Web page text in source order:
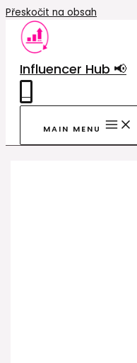
Přeskočit na obsah
Influencer Hub 📢
MAIN MENU